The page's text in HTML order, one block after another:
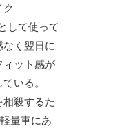
して使って
く翌日に
ィット感が
いる。
殺するた
量車にあ